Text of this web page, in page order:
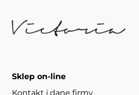
Sklep on-line
Kontakt i dane firmy